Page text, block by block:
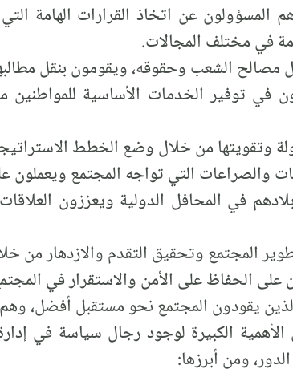
المسؤولون عن اتخاذ القرارات الهامة
في مختلف المجالات.
مصالح الشعب وحقوقه، ويقومون بنقل
في توفير الخدمات الأساسية للمواطنين
وتقويتها من خلال وضع الخطط
والصراعات التي تواجه المجتمع ويعملون
في المحافل الدولية ويعززون
المجتمع وتحقيق التقدم والازدهار من
على الحفاظ على الأمن والاستقرار في
يقودون المجتمع نحو مستقبل أفضل،
الأهمية الكبيرة لوجود رجال سياسة في
ومن أبرزها: